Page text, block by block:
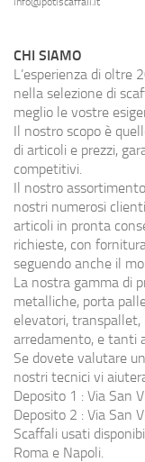
CHI SIAMO
L’esperienza di oltre
nella selezione di
meglio le vostre
Il nostro scopo è
di articoli e prezzi,
competitivi.
Il nostro
nostri numerosi
articoli in pronta
richieste, con
seguendo anche il
La nostra gamma di
metalliche, porta
elevatori, transpallet,
arredamento, e tanti
Se dovete valutare
nostri tecnici vi
Deposito 1 : Via San
Deposito 2 : Via San
Scaffali usati
Roma e Napoli.